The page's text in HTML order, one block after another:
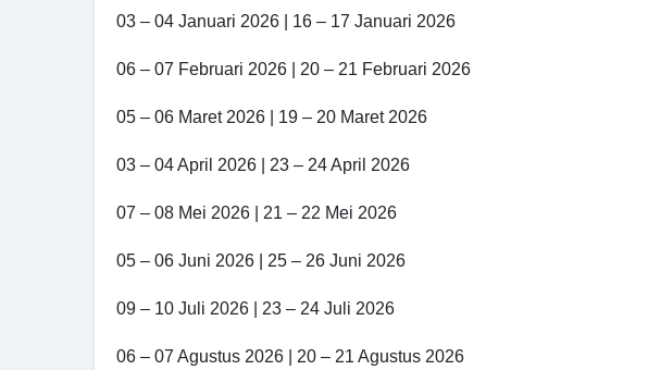
03 – 04 Januari 2026 | 16 – 17 Januari 2026
06 – 07 Februari 2026 | 20 – 21 Februari 2026
05 – 06 Maret 2026 | 19 – 20 Maret 2026
03 – 04 April 2026 | 23 – 24 April 2026
07 – 08 Mei 2026 | 21 – 22 Mei 2026
05 – 06 Juni 2026 | 25 – 26 Juni 2026
09 – 10 Juli 2026 | 23 – 24 Juli 2026
06 – 07 Agustus 2026 | 20 – 21 Agustus 2026